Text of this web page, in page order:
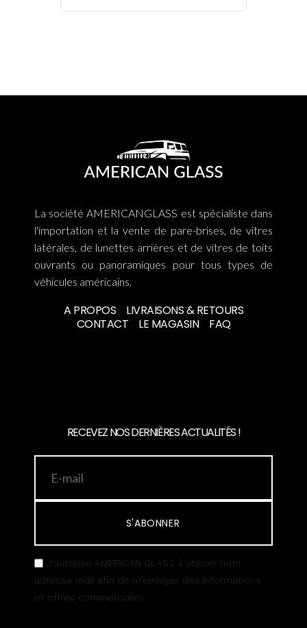
La société AMERICANGLASS est spécialiste dans
l'importation et la vente de pare-brises, de vitres
latérales, de lunettes arrières et de vitres de toits
ouvrants ou panoramiques pour tous types de
véhicules américains.
A PROPOS
LIVRAISONS & RETOURS
CONTACT
LE MAGASIN FAQ
RECEVEZ NOS DERNIÈRES ACTUALITÉS !
S'ABONNER
J’autorise AMERICAN GLASS à utiliser mon
adresse mail afin de m’envoyer des informations
et offres commerciales